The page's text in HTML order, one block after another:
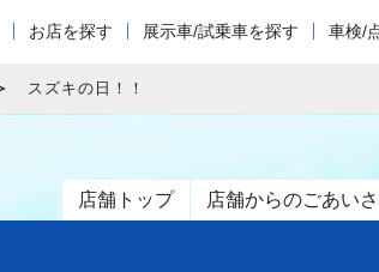
お店を探す 展示車/試乗車を探す 車検/
スズキの日！！
店舗トップ 店舗からのごあい